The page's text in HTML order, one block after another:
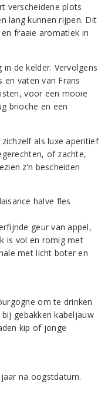
verscheidene plots
lang kunnen rijpen. Dit
fraaie aromatiek in
de kelder. Vervolgens
vaten van Frans
voor een mooie
brioche en een
als luxe aperitief
of zachte,
z’n bescheiden
geur van appel,
is vol en romig met
met licht boter en
om te drinken
gebakken kabeljauw
kip of jonge
na oogstdatum.